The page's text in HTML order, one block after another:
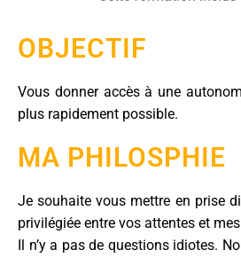
OBJECTIF
Vous donner accès à une
plus rapidement possible.
MA PHILOSPHIE
Je souhaite vous mettre en prise
privilégiée entre vos attentes et
Il n’y a pas de questions idiotes.